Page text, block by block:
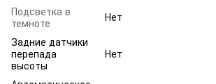
Подсветка в
темноте
Нет
Задние датчики
перепада
высоты
Нет